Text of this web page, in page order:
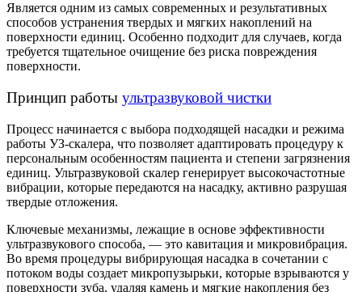
Является одним из самых современных и результативных
способов устранения твердых и мягких накоплений на
поверхности единиц. Особенно подходит для случаев, когда
требуется тщательное очищение без риска повреждения
поверхности.
Принцип работы ультразвуковой чистки
Процесс начинается с выбора подходящей насадки и режима
работы УЗ-скалера, что позволяет адаптировать процедуру к
персональным особенностям пациента и степени загрязнения
единиц. Ультразвуковой скалер генерирует высокочастотные
вибрации, которые передаются на насадку, активно разрушая
твердые отложения.
Ключевые механизмы, лежащие в основе эффективности
ультразвукового способа, — это кавитация и микровибрация.
Во время процедуры вибрирующая насадка в сочетании с
потоком воды создает микропузырьки, которые взрываются у
поверхности зуба, удаляя камень и мягкие накопления без